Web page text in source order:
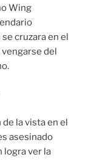
Wing
cruzara en el
del
la vista en el
asesinado
logra ver la